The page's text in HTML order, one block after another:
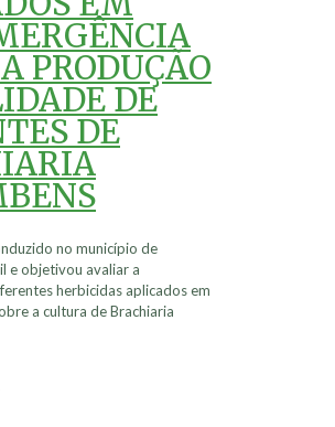
PRODUÇÃO
DE
DE
no município de
e objetivou avaliar a
herbicidas aplicados em
a cultura de Brachiaria